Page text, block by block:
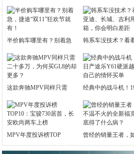
半价购车哪里有？别着急 韩系车没技术？看
这款奔驰MPV同样只需 经典中的战斗机！
MPV年度投诉榜TOP 曾经的销量王者，